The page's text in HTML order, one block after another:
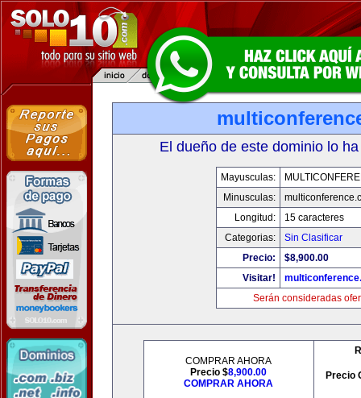
El dueño de este dominio lo
Mayusculas:
Minusculas:
Longitud:
15 caracteres
Categorias:
Sin Clasificar
Precio:
$8,900.00
Visitar!
Serán consideradas
COMPRAR AHORA
Precio $8,900.00
COMPRAR AHORA
Precio